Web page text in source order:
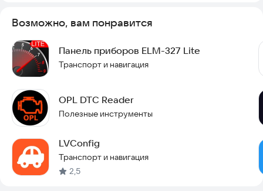
Возможно, вам понравится
Панель приборов ELM-327 Lite
Транспорт и навигация
OPL DTC Reader
Полезные инструменты
LVConfig
Транспорт и навигация
2,5